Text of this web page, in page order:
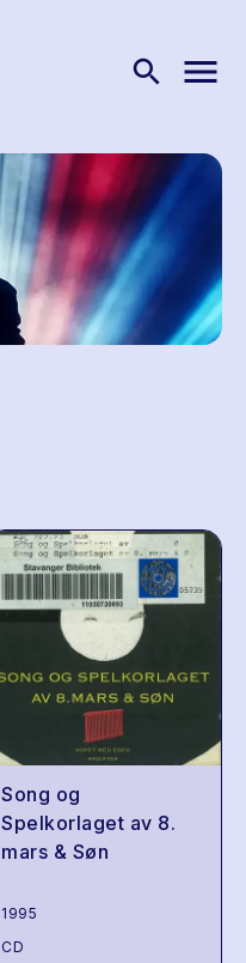
search menu
Song og
Spelkorlaget av 8.
mars & Søn
1995
CD